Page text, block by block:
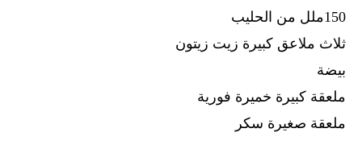
150ملل من الحليب
ثلاث ملاعق كبيرة زيت زيتون
بيضة
ملعقة كبيرة خميرة فورية
ملعقة صغيرة سكر